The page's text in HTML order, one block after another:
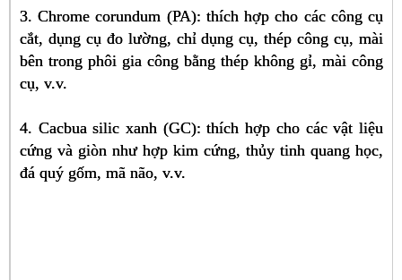
3. Chrome corundum (PA): thích hợp cho các công cụ
cắt, dụng cụ đo lường, chỉ dụng cụ, thép công cụ, mài
bên trong phôi gia công bằng thép không gỉ, mài công
cụ, v.v.
4. Cacbua silic xanh (GC): thích hợp cho các vật liệu
cứng và giòn như hợp kim cứng, thủy tinh quang học,
đá quý gốm, mã não, v.v.